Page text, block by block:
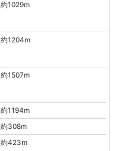
約1029m
約1204m
約1507m
約1194m
約308m
約423m